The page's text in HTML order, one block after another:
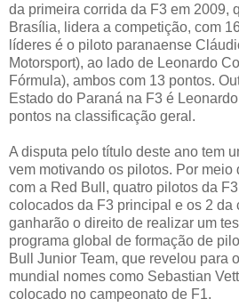
da primeira corrida da F3 em 2009,
Brasília, lidera a competição, com
líderes é o piloto paranaense
Motorsport), ao lado de Leonardo
Fórmula), ambos com 13 pontos.
Estado do Paraná na F3 é
pontos na classificação geral.
A disputa pelo título deste ano tem
vem motivando os pilotos. Por meio
com a Red Bull, quatro pilotos da
colocados da F3 principal e os 2 da
ganharão o direito de realizar um
programa global de formação de
Bull Junior Team, que revelou para
mundial nomes como Sebastian
colocado no campeonato de F1.